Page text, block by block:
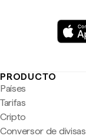
PRODUCTO
Países
Tarifas
Cripto
Conversor de divisas